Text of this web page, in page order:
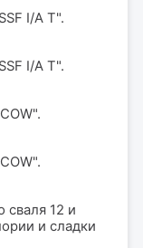
I/A T".
I/A T".
12 и
и сладки